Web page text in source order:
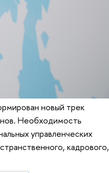
новый трек
Необходимость
управленческих
кадрового,